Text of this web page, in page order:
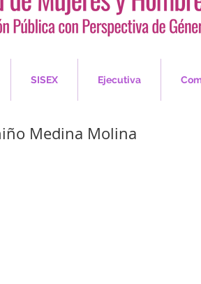
SISEX Ejecutiva
Medina Molina